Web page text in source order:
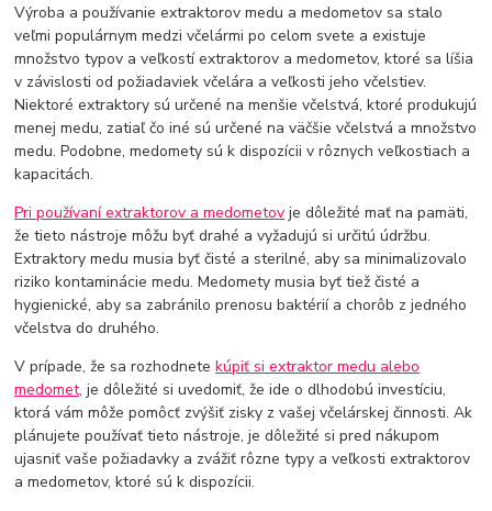
Výroba a používanie extraktorov medu a medometov sa stalo
veľmi populárnym medzi včelármi po celom svete a existuje
množstvo typov a veľkostí extraktorov a medometov, ktoré sa líšia
v závislosti od požiadaviek včelára a veľkosti jeho včelstiev.
Niektoré extraktory sú určené na menšie včelstvá, ktoré produkujú
menej medu, zatiaľ čo iné sú určené na väčšie včelstvá a množstvo
medu. Podobne, medomety sú k dispozícii v rôznych veľkostiach a
kapacitách.
Pri používaní extraktorov a medometov je dôležité mať na pamäti,
že tieto nástroje môžu byť drahé a vyžadujú si určitú údržbu.
Extraktory medu musia byť čisté a sterilné, aby sa minimalizovalo
riziko kontaminácie medu. Medomety musia byť tiež čisté a
hygienické, aby sa zabránilo prenosu baktérií a chorôb z jedného
včelstva do druhého.
V prípade, že sa rozhodnetekúpiť si extraktor medu alebo
medomet, je dôležité si uvedomiť, že ide o dlhodobú investíciu,
ktorá vám môže pomôcť zvýšiť zisky z vašej včelárskej činnosti. Ak
plánujete používať tieto nástroje, je dôležité si pred nákupom
ujasniť vaše požiadavky a zvážiť rôzne typy a veľkosti extraktorov
a medometov, ktoré sú k dispozícii.